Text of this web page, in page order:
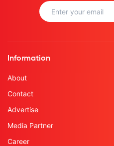
Information
About
Contact
Advertise
Media Partner
Career